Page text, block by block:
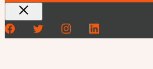
Fermer